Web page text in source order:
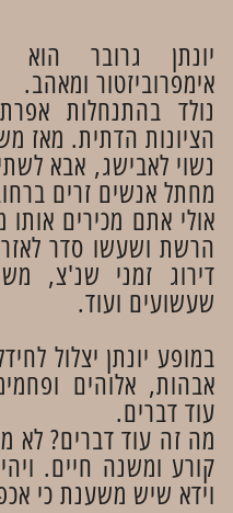
יונתן גרובר הוא
אימפרוביזטור ומאהב.
נולד בהתנחלות
הציונות הדתית. מאז
נשוי לאבישג, אבא
מחתל אנשים זרים
אולי אתם מכירים
הרשת ושעשו סדר
דירוג זמני שנ'צ,
שעשועים ועוד.
במופע יונתן יצלול
אבהות, אלוהים
עוד דברים.
מה זה עוד דברים? לא
קורע ומשנה חיים.
וידא שיש משענת כי